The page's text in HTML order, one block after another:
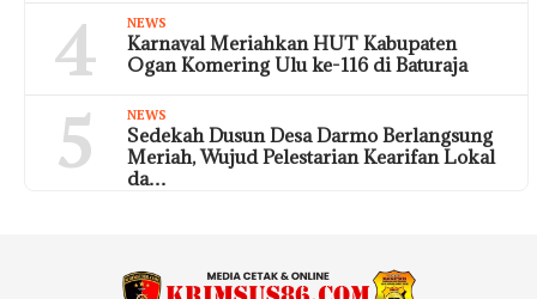
4 NEWS
Karnaval Meriahkan HUT Kabupaten
Ogan Komering Ulu ke-116 di Baturaja
5 NEWS
Sedekah Dusun Desa Darmo Berlangsung
Meriah, Wujud Pelestarian Kearifan Lokal
da…